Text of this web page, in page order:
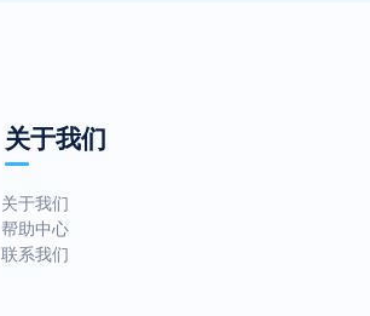
关于我们
关于我们
帮助中心
联系我们